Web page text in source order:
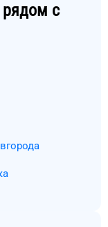
рядом с